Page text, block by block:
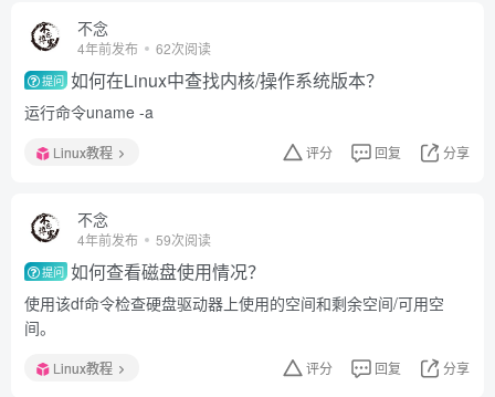
不念
4年前发布 62次阅读
提问 如何在Linux中查找内核/操作系统版本？
运行命令uname -a
Linux教程 评分 回复 分享
不念
4年前发布 59次阅读
提问 如何查看磁盘使用情况？
使用该df命令检查硬盘驱动器上使用的空间和剩余空间/可用空
间。
Linux教程 评分 回复 分享